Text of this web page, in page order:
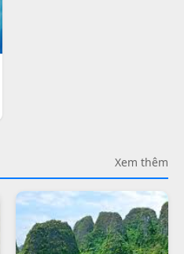
Xem thêm